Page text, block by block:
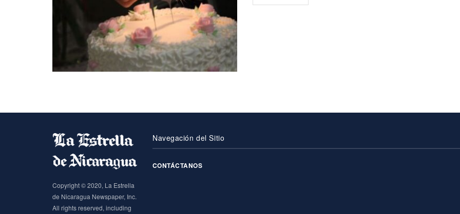
Copyright © 2020, La Estrella
de Nicaragua Newspaper, Inc.
All rights reserved, including
Navegación del Sitio
CONTÁCTANOS